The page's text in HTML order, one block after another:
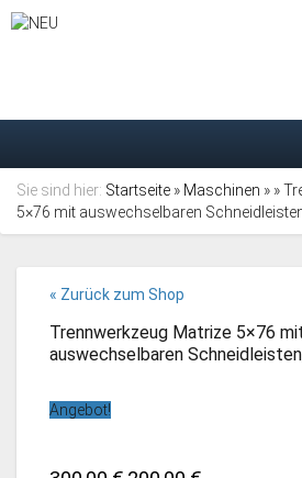
Sie sind hier: Startseite » Maschinen » »
5×76 mit auswechselbaren
« Zurück zum Shop
Trennwerkzeug Matrize 5×76
auswechselbaren
Angebot!